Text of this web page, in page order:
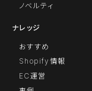
ノベルティ
ナレッジ
おすすめ
Shopify情報
EC運営